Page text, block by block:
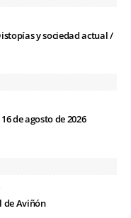
y sociedad actual /
de agosto de 2026
de Aviñón